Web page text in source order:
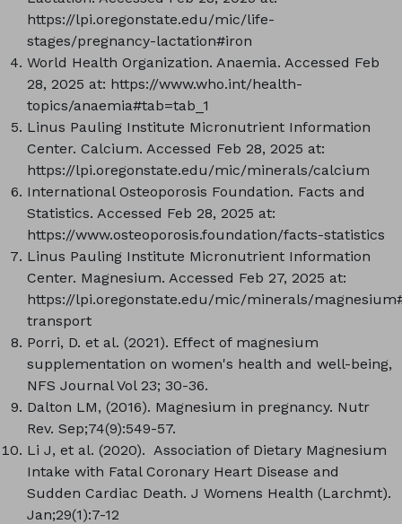
https://lpi.oregonstate.edu/mic/life-
stages/pregnancy-lactation#iron
World Health Organization. Anaemia. Accessed Feb
28, 2025 at: https://www.who.int/health-
topics/anaemia#tab=tab_1
Linus Pauling Institute Micronutrient Information
Center. Calcium. Accessed Feb 28, 2025 at:
https://lpi.oregonstate.edu/mic/minerals/calcium
International Osteoporosis Foundation. Facts and
Statistics. Accessed Feb 28, 2025 at:
https://www.osteoporosis.foundation/facts-statistics
Linus Pauling Institute Micronutrient Information
Center. Magnesium. Accessed Feb 27, 2025 at:
https://lpi.oregonstate.edu/mic/minerals/
transport
Porri, D. et al. (2021). Effect of magnesium
supplementation on women's health and well-being,
NFS Journal Vol 23; 30-36.
Dalton LM, (2016). Magnesium in pregnancy. Nutr
Rev. Sep;74(9):549-57.
Li J, et al. (2020). Association of Dietary Magnesium
Intake with Fatal Coronary Heart Disease and
Sudden Cardiac Death. J Womens Health (Larchmt).
Jan;29(1):7-12